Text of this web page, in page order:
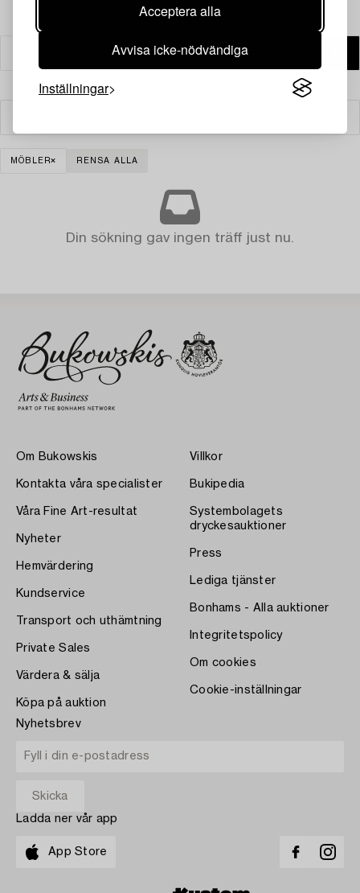
Acceptera alla
Avvisa icke-nödvändiga
Inställningar
MÖBLER RENSA ALLA
Din sökning gav ingen träff just nu.
Om Bukowskis
Kontakta våra specialister
Våra Fine Art-resultat
Nyheter
Hemvärdering
Kundservice
Transport och uthämtning
Private Sales
Värdera & sälja
Köpa på auktion
Villkor
Bukipedia
Systembolagets
dryckesauktioner
Press
Lediga tjänster
Bonhams - Alla auktioner
Integritetspolicy
Om cookies
Cookie-inställningar
Nyhetsbrev
Ladda ner vår app
App Store